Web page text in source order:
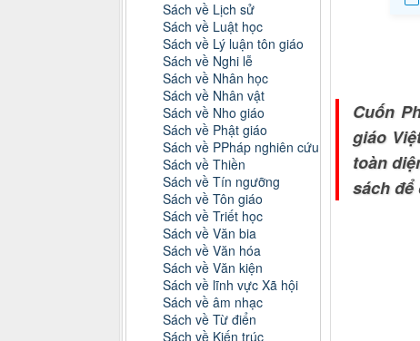
Cuốn
giáo
toàn
sách để
Sách về Lịch sử
Sách về Luật học
Sách về Lý luận tôn giáo
Sách về Nghi lễ
Sách về Nhân học
Sách về Nhân vật
Sách về Nho giáo
Sách về Phật giáo
Sách về PPháp nghiên cứu
Sách về Thiền
Sách về Tín ngưỡng
Sách về Tôn giáo
Sách về Triết học
Sách về Văn bia
Sách về Văn hóa
Sách về Văn kiện
Sách về lĩnh vực Xã hội
Sách về âm nhạc
Sách về Từ điển
Sách về Kiến trúc